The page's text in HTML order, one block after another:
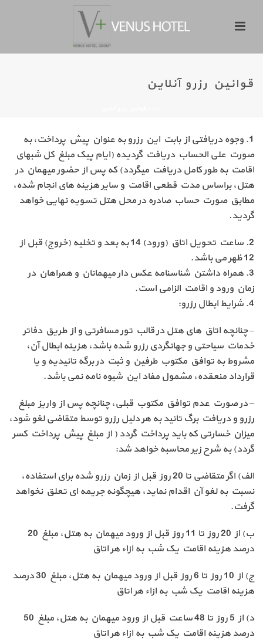
قوانین رزرو آنلاین
1. وجوه دریافتی از بابت این رزرو به عنوان پیش پرداخت، به
صورت علی الحساب دریافت گردیده (ایام پیک مبلغ کل شبهای
اقامت به طور کامل دریافت میگردد) که پس از حضور میهمان در
هتل، براساس مدت قطعی اقامت و سایر هزینه های انجام شده،
مطابق صورت حساب صادره در محل هتل تسویه نهایی خواهد
گردید.
2. ساعت تحویل اتاق (ورود) 14 به بعد و تخلیه (خروج) قبل از
12 ظهر می باشد.
3. همراه داشتن شناسنامه عکس دار میهمانان و همراهان در
زمان ورود و اقامت الزامی است.
4. شرایط ابطال رزرو:
– چنانچه اتاق های هتل در قالب تور مسافرتی و از طریق دفاتر
خدمات سیاحتی و جهانگردی رزرو شده باشد، هزینه ابطال آن،
مشروط به توافق مکتوب طرفین و ثبت در برگه تائیدیه و یا
قرارداد منعقده، مشمول مفاد این شیوه نامه نمی باشد.
– در صورت عدم توافق مکتوب قبلی، چنانچه پس از واریز مبلغ
رزرو و دریافت برگ تائید به هر دلیل رزرو توسط متقاضی لغو شود،
میزان خسارتی که باید پرداخت گردد ( از مبلغ پیش پرداخت کسر
گردد) به شرح زیر محاسبه خواهد شد:
الف) اگر متقاضی تا 20 روز قبل از زمان رزرو شده برای استفاده،
نسبت به لغو آن اقدام نماید، هیچگونه جریمه ای تعلق نخواهد
گرفت.
ب) از 20 روز تا 11 روز قبل از ورود میهمان به هتل، مبلغ 20
درصد هزینه اقامت یک شب به ازاء هر اتاق
ج) از 10 روز تا 6 روز قبل از ورود میهمان به هتل، مبلغ 30 درصد
هزینه اقامت یک شب به ازاء هر اتاق
د) از 5 روز تا 48 ساعت قبل از ورود میهمان به هتل، مبلغ 50
درصد هزینه اقامت یک شب به ازاء هر اتاق